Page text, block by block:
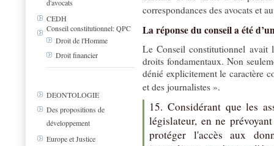
d'avocats
CEDH
Conseil constitutionnel: QPC
Droit de l'Homme
Droit financier
DEONTOLOGIE
Des propositions de
développement
Europe et Justice
correspondances des avocats et
La réponse du conseil a été
Le Conseil constitutionnel avait
droits fondamentaux. Non
dénié explicitement le caractère
et des journalistes ».
15. Considérant que les
législateur, en ne
protéger l'accès aux